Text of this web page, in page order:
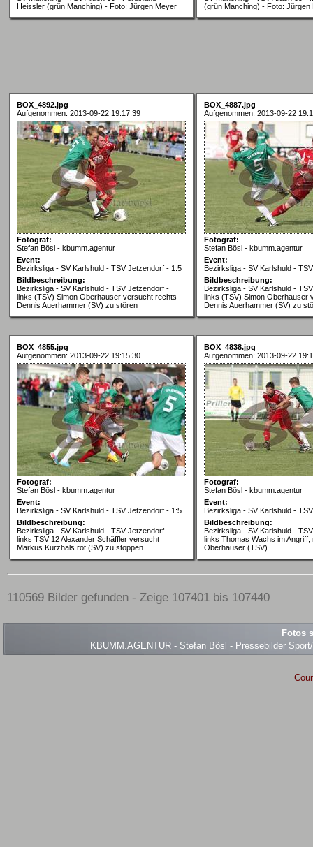
Heissler (grün Manching) - Foto: Jürgen Meyer
(grün Manching) - Foto: Jürgen
BOX_4892.jpg
Aufgenommen: 2013-09-22 19:17:39
Fotograf:
Stefan Bösl - kbumm.agentur
Event:
Bezirksliga - SV Karlshuld - TSV Jetzendorf - 1:5
Bildbeschreibung:
Bezirksliga - SV Karlshuld - TSV Jetzendorf -
links (TSV) Simon Oberhauser versucht rechts
Dennis Auerhammer (SV) zu stören
BOX_4887.jpg
Aufgenommen: 2013-09-22
Fotograf:
Stefan Bösl - kbumm.agentur
Event:
Bezirksliga - SV Karlshuld -
Bildbeschreibung:
Bezirksliga - SV Karlshuld -
links (TSV) Simon Oberhauser
Dennis Auerhammer (SV) zu
BOX_4855.jpg
Aufgenommen: 2013-09-22 19:15:30
Fotograf:
Stefan Bösl - kbumm.agentur
Event:
Bezirksliga - SV Karlshuld - TSV Jetzendorf - 1:5
Bildbeschreibung:
Bezirksliga - SV Karlshuld - TSV Jetzendorf -
links TSV 12 Alexander Schäffler versucht
Markus Kurzhals rot (SV) zu stoppen
BOX_4838.jpg
Aufgenommen: 2013-09-22
Fotograf:
Stefan Bösl - kbumm.agentur
Event:
Bezirksliga - SV Karlshuld -
Bildbeschreibung:
Bezirksliga - SV Karlshuld -
links Thomas Wachs im Angriff,
Oberhauser (TSV)
110569 Bilder gefunden - Zeige 107401 bis 107440
Fotos
KBUMM.AGENTUR - Stefan Bösl - Pressebilder